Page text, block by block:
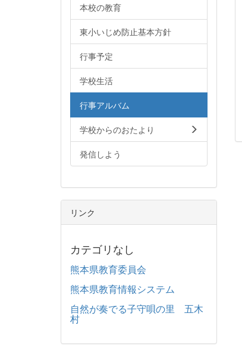
本校の教育
東小いじめ防止基本方針
行事予定
学校生活
行事アルバム
学校からのおたより
発信しよう
リンク
カテゴリなし
熊本県教育委員会
熊本県教育情報システム
自然が奏でる子守唄の里 五木
村